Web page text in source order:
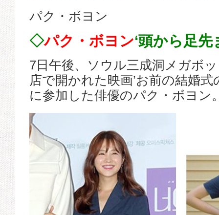
パク・ボヨン
◇パク・ボヨン‘頭から足先
7日午後、ソウル三成洞メガボ
店で開かれた映画’お前の結婚式
に参加した俳優のパク・ボヨン